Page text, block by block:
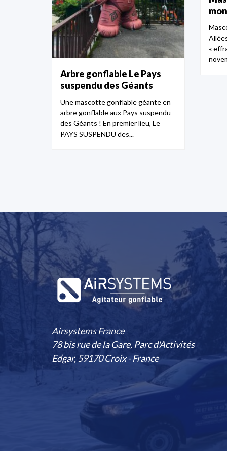
Arbre gonflable Le Pays
suspendu des Géants
Une mascotte gonflable géante en
arbre gonflable aux Pays suspendu
des Géants ! En premier lieu, Le
PAYS SUSPENDU des...
«
Airsystems France
78 bis rue de la Gare, Parc d'Activités
Edgar, 59170 Croix - France